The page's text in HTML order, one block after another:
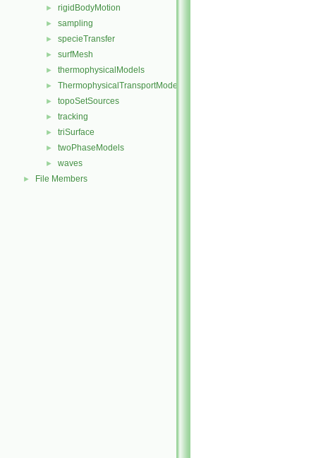
► rigidBodyMotion
► sampling
► specieTransfer
► surfMesh
► thermophysicalModels
► ThermophysicalTransportModels
► topoSetSources
► tracking
► triSurface
► twoPhaseModels
► waves
► File Members